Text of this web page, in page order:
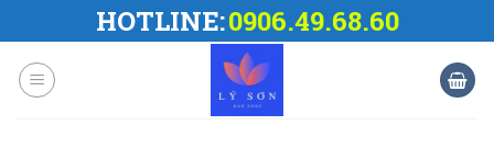
to
content
HOTLINE:0906.49.68.60